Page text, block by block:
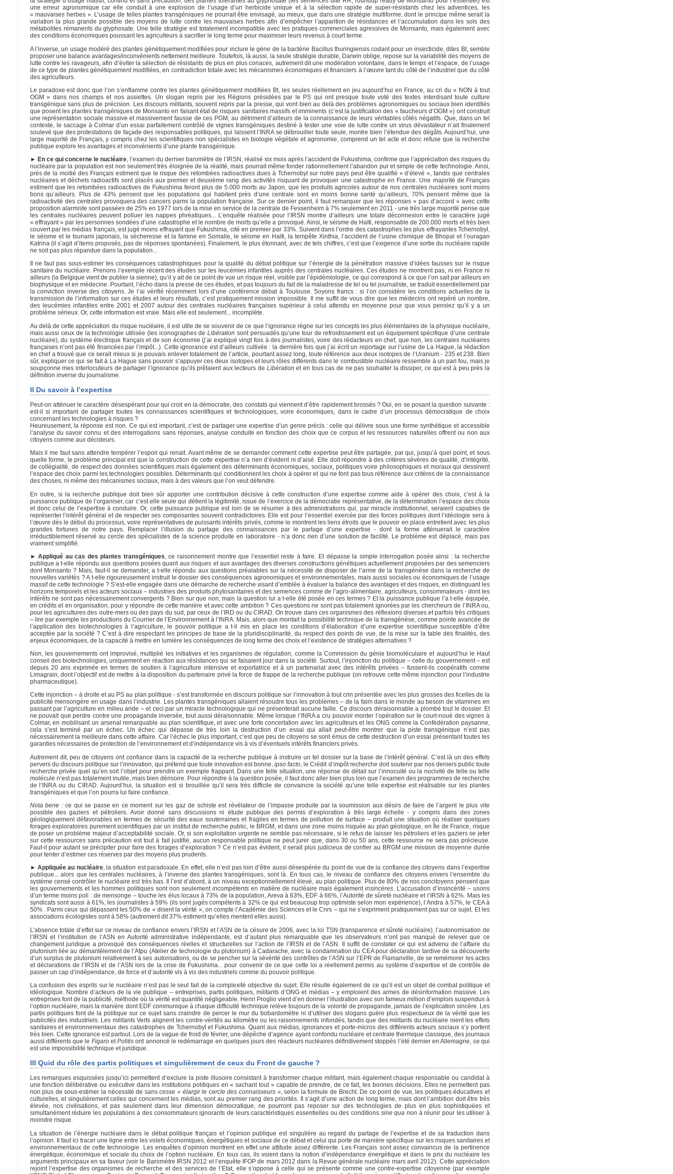
une erreur agronomique car elle conduit à une explosion de l’usage d’un herbicide unique et à la sélection rapide de super-résistants chez les adventices, les
« mauvaises herbes ». L’usage de telles plantes transgéniques ne pourrait être envisagé, au mieux, que dans une stratégie multiforme, dont le principe même serait la
variation la plus grande possible des moyens de lutte contre les mauvaises herbes afin d’empêcher l’apparition de résistances et l’accumulation dans les sols des
métabolites rémanents du glyphosate. Une telle stratégie est totalement incompatible avec les pratiques commerciales agressives de Monsanto, mais également avec
des conditions économiques poussant les agriculteurs à sacrifier le long terme pour maximiser leurs revenus à court terme.
A l’inverse, un usage modéré des plantes génétiquement modifiées pour inclure le gène de la bactérie Bacillus thuringiensis codant pour un insecticide, dites Bt, semble
proposer une balance avantages/inconvénients nettement meilleure. Toutefois, là aussi, la seule stratégie durable, Darwin oblige, repose sur la variabilité des moyens de
lutte contre les ravageurs, afin d’éviter la sélection de résistants de plus en plus coriaces, autrement dit une modération volontaire, dans le temps et l’espace, de l’usage
de ce type de plantes génétiquement modifiées, en contradiction totale avec les mécanismes économiques et financiers à l’œuvre tant du côté de l’industriel que du côté
des agriculteurs.
Le paradoxe est donc que l’on s’enflamme contre les plantes génétiquement modifiées Bt, les seules réellement en jeu aujourd’hui en France, au cri du « NON à tout
OGM » dans nos champs et nos assiettes. Un slogan repris par les Régions présidées par le PS qui ont presque toute voté des textes interdisant toute culture
transgénique sans plus de précision. Les discours militants, souvent repris par la presse, qui vont bien au delà des problèmes agronomiques ou sociaux bien identifiés
que posent les plantes transgéniques de Monsanto en faisant état de risques sanitaires massifs et imminents (c’est la justification des « faucheurs d’OGM ») ont construit
une représentation sociale massive et massivement fausse de ces PGM, au détriment d’ailleurs de la connaissance de leurs véritables côtés négatifs. Que, dans un tel
contexte, le saccage à Colmar d’un essai parfaitement contrôlé de vignes transgéniques destiné à tester une voie de lutte contre un virus dévastateur n’ait finalement
soulevé que des protestations de façade des responsables politiques, qui laissent l’INRA se débrouiller toute seule, montre bien l’étendue des dégâts. Aujourd’hui, une
large majorité de Français, y compris chez les scientifiques non spécialistes en biologie végétale et agronomie, comprend un tel acte et donc refuse que la recherche
publique explore les avantages et inconvénients d’une plante transgénique.
► En ce qui concerne le nucléaire, l’examen du dernier baromètre de l’IRSN, réalisé six mois après l’accident de Fukushima, confirme que l’appréciation des risques du
nucléaire par la population est non seulement très éloignée de la réalité, mais pourrait même fonder rationnellement l’abandon pur et simple de cette technologie. Ainsi,
près de la moitié des Français estiment que le risque des retombées radioactives dues à Tchernobyl sur notre pays peut être qualifié « d’élevé », tandis que centrales
nucléaires et déchets radioactifs sont placés aux premier et deuxième rang des activités risquant de provoquer une catastrophe en France. Une majorité de Français
estiment que les retombées radioactives de Fukushima feront plus de 5.000 morts au Japon, que les produits agricoles autour de nos centrales nucléaires sont moins
bons qu’ailleurs. Plus de 43% pensent que les populations qui habitent près d’une centrale sont en moins bonne santé qu’ailleurs, 70% pensent même que la
radioactivité des centrales provoquera des cancers parmi la population française. Sur ce dernier point, il faut remarquer que les réponses « pas d’accord » avec cette
proposition alarmiste sont passées de 25% en 1977 lors de la mise en service de la centrale de Fessenheim à 7% seulement en 2011 - une très large majorité pense que
les centrales nucléaires peuvent polluer les nappes phréatiques... L’enquête réalisée pour l’IRSN montre d’ailleurs une totale déconnexion entre le caractère jugé
« effrayant » par les personnes sondées d’une catastrophe et le nombre de morts qu’elle a provoqué. Ainsi, le séisme de Haïti, responsable de 200.000 morts et très bien
couvert par les médias français, est jugé moins effrayant que Fukushima, cité en premier par 33%. Suivent dans l’ordre des catastrophes les plus effrayantes Tchernobyl,
le séisme et le tsunami japonais, la sécheresse et la famine en Somalie, le séisme en Haïti, la tempête Xinthia, l’accident de l’usine chimique de Bhopal et l’ouragan
Katrina (il s’agit d’items proposés, pas de réponses spontanées). Finalement, le plus étonnant, avec de tels chiffres, c’est que l’exigence d’une sortie du nucléaire rapide
ne soit pas plus répandue dans la population...
Il ne faut pas sous-estimer les conséquences catastrophiques pour la qualité du débat politique sur l’énergie de la pénétration massive d’idées fausses sur le risque
sanitaire du nucléaire. Prenons l’exemple récent des études sur les leucémies infantiles auprès des centrales nucléaires. Ces études ne montrent pas, ni en France ni
ailleurs (la Belgique vient de publier la sienne), qu’il y ait de ce point de vue un risque réel, visible par l’épidémiologie, ce qui correspond à ce que l’on sait par ailleurs en
biophysique et en médecine. Pourtant, l’écho dans la presse de ces études, et pas toujours du fait de la maladresse de tel ou tel journaliste, se traduit essentiellement par
la conviction inverse des citoyens. Je l’ai vérifié récemment lors d’une conférence débat à Toulouse. Soyons francs : si l’on considère les conditions actuelles de la
transmission de l’information sur ces études et leurs résultats, c’est pratiquement mission impossible. Il me suffit de vous dire que les médecins ont repéré un nombre,
des leucémies infantiles entre 2001 et 2007 autour des centrales nucléaires françaises supérieur à celui attendu en moyenne pour que vous pensiez qu’il y a un
problème sérieux. Or, cette information est vraie. Mais elle est seulement... incomplète.
Au delà de cette appréciation du risque nucléaire, il est utile de se souvenir de ce que l’ignorance règne sur les concepts les plus élémentaires de la physique nucléaire,
mais aussi ceux de la technologie utilisée (les iconographes deLibération sont persuadés qu’une tour de refroidissement est un équipement spécifique d’une centrale
nucléaire), du système électrique français et de son économie (j’ai expliqué vingt fois à des journalistes, voire des rédacteurs en chef, que non, les centrales nucléaires
françaises n’ont pas été financées par l’impôt...). Cette ignorance est d’ailleurs cultivée : la dernière fois que j’ai écrit un reportage sur l’usine de La Hague, la rédaction
en chef a trouvé que ce serait mieux si je pouvais enlever totalement de l’article, pourtant assez long, toute référence aux deux isotopes de l’Uranium - 235 et 238. Bien
sûr, expliquer ce qui se fait à La Hague sans pouvoir s’appuyer ces deux isotopes et leurs rôles différents dans le combustible nucléaire ressemble à un pari fou, mais je
soupçonne mes interlocuteurs de partager l’ignorance qu’ils prêtaient aux lecteurs de Libération et en tous cas de ne pas souhaiter la dissiper, ce qui est à peu près la
définition inverse du journalisme.
II Du savoir à l’expertise
Peut-on atténuer le caractère désespérant pour qui croit en la démocratie, des constats qui viennent d’être rapidement brossés ? Oui, en se posant la question suivante :
est-il si important de partager toutes les connaissances scientifiques et technologiques, voire économiques, dans le cadre d’un processus démocratique de choix
concernant les technologies à risques ?
Heureusement, la réponse est non. Ce qui est important, c’est de partager une expertise d’un genre précis : celle qui délivre sous une forme synthétique et accessible
l’analyse du savoir connu et des interrogations sans réponses, analyse conduite en fonction des choix que ce corpus et les ressources naturelles offrent ou non aux
citoyens comme aux décideurs.
Mais il me faut sans attendre tempérer l’espoir qui renait. Avant même de se demander comment cette expertise peut être partagée, par qui, jusqu’à quel point, et sous
quelle forme, le problème principal est que la construction de cette expertise n’a rien d’évident ni d’aisé. Elle doit répondre à des critères sévères de qualité, d’intégrité,
de collégialité, de respect des données scientifiques mais également des déterminants économiques, sociaux, politiques voire philosophiques et moraux qui dessinent
l’espace des choix parmi les technologies possibles. Déterminants qui conditionnent les choix à opérer et qui ne font pas tous référence aux critères de la connaissance
des choses, ni même des mécanismes sociaux, mais à des valeurs que l’on veut défendre.
En outre, si la recherche publique doit bien sûr apporter une contribution décisive à cette construction d’une expertise comme aide à opérer des choix, c’est à la
puissance publique de l’organiser, car c’est elle seule qui détient la légitimité, issue de l’exercice de la démocratie représentative, de la détermination l’espace des choix
et donc celui de l’expertise à conduire. Or, cette puissance publique est loin de se résumer à des administrations qui, par miracle institutionnel, seraient capables de
représenter l’intérêt général et de respecter ses composantes souvent contradictoires. Elle est pour l’essentiel exercée par des forces politiques dont l’idéologie sera à
l’œuvre dès le début du processus, voire représentatives de puissants intérêts privés, comme le montrent les liens étroits que le pouvoir en place entretient avec les plus
grandes fortunes de notre pays. Remplacer l’illusion du partage des connaissances par le partage d’une expertise - dont la forme atténuerait le caractère
irréductiblement réservé au cercle des spécialistes de la science produite en laboratoire - n’a donc rien d’une solution de facilité. Le problème est déplacé, mais pas
vraiment simplifié.
► Appliqué au cas des plantes transgéniques, ce raisonnement montre que l’essentiel reste à faire. Et dépasse la simple interrogation posée ainsi : la recherche
publique a t-elle répondu aux questions posées quant aux risques et aux avantages des diverses constructions génétiques actuellement proposées par des semenciers
dont Monsanto ? Mais, faut-il se demander, a t-elle répondu aux questions préalables sur la nécessité de disposer de l’arme de la transgénèse dans la recherche de
nouvelles variétés ? A t-elle rigoureusement instruit le dossier des conséquences agronomiques et environnementales, mais aussi sociales ou économiques de l’usage
massif de cette technologie ? S’est-elle engagée dans une démarche de recherche visant d’emblée à évaluer la balance des avantages et des risques, en distinguant les
horizons temporels et les acteurs sociaux – industries des produits phytosanitaires et des semences comme de l’agro-alimentaire, agriculteurs, consommateurs - dont les
intérêts ne sont pas nécessairement convergents ? Bien sur que non, mais la question lui a t-elle été posée en ces termes ? Et la puissance publique l’a t-elle équipée,
en crédits et en organisation, pour y répondre de cette manière et avec cette ambition ? Ces questions ne sont pas totalement ignorées par les chercheurs de l’INRA ou,
pour les agricultures des outre-mers ou des pays du sud, par ceux de l’IRD ou du CIRAD. On trouve dans ces organismes des réflexions diverses et parfois très critiques
– lire par exemple les productions du Courrier de l’Environnement à l’INRA. Mais, alors que montait la possibilité technique de la transgénèse, comme pointe avancée de
l’application des biotechnologies à l’agriculture, le pouvoir politique a t-il mis en place les conditions d’élaboration d’une expertise scientifique susceptible d’être
acceptée par la société ? C’est à dire respectant les principes de base de la pluridisciplinarité, du respect des points de vue, de la mise sur la table des finalités, des
enjeux économiques, de la capacité à mettre en lumière les conséquences de long terme des choix et l’existence de stratégies alternatives ?
Non, les gouvernements ont improvisé, multiplié les initiatives et les organismes de régulation, comme la Commission du génie biomoléculaire et aujourd’hui le Haut
conseil des biotechnologies, uniquement en réaction aux résistances qui se faisaient jour dans la société. Surtout, l’injonction du politique – celle du gouvernement – est
depuis 20 ans exprimée en termes de soutien à l’agriculture intensive et exportatrice et à un partenariat avec des intérêts privées – fussent-ils coopératifs comme
Limagrain, dont l’objectif est de mettre à la disposition du partenaire privé la force de frappe de la recherche publique (on retrouve cette même injonction pour l’industrie
pharmaceutique).
Cette injonction – à droite et au PS au plan politique - s’est transformée en discours politique sur l’innovation à tout crin présentée avec les plus grosses des ficelles de la
publicité mensongère en usage dans l’industrie. Les plantes transgéniques allaient résoudre tous les problèmes – de la faim dans le monde au besoin de vitamines en
passant par l’agriculture en milieu aride – et ceci par un miracle technologique qui ne présenterait aucune faille. Ce discours déraisonnable a plombé tout le dossier. Et
ne pouvait que perdre contre une propagande inversée, tout aussi déraisonnable. Même lorsque l’INRA a cru pouvoir monter l’opération sur le court-noué des vignes à
Colmar, en mobilisant un arsenal remarquable au plan scientifique, et avec une forte concertation avec les agriculteurs et les ONG comme la Confédération paysanne,
cela s’est terminé par un échec. Un échec qui dépasse de très loin la destruction d’un essai qui allait peut-être montrer que la piste transgénique n’est pas
nécessairement la meilleure dans cette affaire. Car l’échec le plus important, c’est que peu de citoyens se sont émus de cette destruction d’un essai présentant toutes les
garanties nécessaires de protection de l’environnement et d’indépendance vis à vis d’éventuels intérêts financiers privés.
Autrement dit, peu de citoyens ont confiance dans la capacité de la recherche publique à instruire un tel dossier sur la base de l’intérêt général. C’est là un des effets
pervers du discours politique sur l’innovation, qui prétend que toute innovation est bonne,ipso facto , le Crédit d’impôt recherche doit soutenir par nos deniers public toute
recherche privée quel qu’en soit l’objet pour prendre un exemple frappant. Dans une telle situation, une réponse de détail sur l’innocuité ou la nocivité de telle ou telle
molécule n’est pas totalement inutile, mais bien dérisoire. Pour répondre à la question posée, il faut donc aller bien plus loin que l’examen des programmes de recherche
de l’INRA ou du CIRAD. Aujourd’hui, la situation est si brouillée qu’il sera très difficile de convaincre la société qu’une telle expertise est réalisable sur les plantes
transgéniques et que l’on pourra lui faire confiance.
Nota bene : ce qui se passe en ce moment sur les gaz de schiste est révélateur de l’impasse produite par la soumission aux désirs de faire de l’argent le plus vite
possible des gaziers et pétroliers. Avoir donné sans discussions ni étude publique des permis d’exploration à très large échelle - y compris dans des zones
géologiquement défavorables en termes de sécurité des eaux souterraines et fragiles en termes de pollution de surface – produit une situation où réaliser quelques
forages exploratoires purement scientifiques par un institut de recherche public, le BRGM, et dans une zone moins risquée au plan géologique, en Île de France, risque
de poser un problème majeur d’acceptabilité sociale. Or, si son exploitation urgente ne semble pas nécessaire, si le refus de laisser les pétroliers et les gaziers se jeter
sur cette ressources sans précaution est tout à fait justifié, aucun responsable politique ne peut jurer que, dans 30 ou 50 ans, cette ressource ne sera pas précieuse.
Faut-il pour autant se précipiter pour faire des forages d’exploration ? Ce n’est pas évident, il serait plus judicieux de confier au BRGM une mission de moyenne durée
pour tenter d’estimer ces réserves par des moyens plus prudents.
► Appliquée au nucléaire, la situation est paradoxale. En effet, elle n’est pas loin d’être aussi désespérée du point de vue de la confiance des citoyens dans l’expertise
publique... alors que les centrales nucléaires, à l’inverse des plantes transgéniques, sont là. En tous cas, le niveau de confiance des citoyens envers l’ensemble du
système censé contrôler le nucléaire est très bas. Il l’est d’abord, à un niveau exceptionnellement élevé, au plan politique. Plus de 80% de nos concitoyens pensent que
les gouvernements et les hommes politiques sont non seulement incompétentsen matière de nucléaire mais également insincères. L’accusation d’insincérité – usons
d’un terme moins poli : de mensonge – touche les élus locaux à 73% de la population, Areva à 63%, EDF à 66%, l’Autorité de sûreté nucléaire et l’IRSN à 62%. Mais les
syndicats sont aussi à 61%, les journalistes à 59% (ils sont jugés compétents à 32% ce qui est beaucoup trop optimiste selon mon expérience), l’Andra à 57%, le CEA à
50% . Parmi ceux qui dépassent les 50% de « disent la vérité », on compte l’Académie des Sciences et le Cnrs – qui ne s’expriment pratiquement pas sur ce sujet. Et les
associations écologistes sont à 58% (autrement dit 37% estiment qu’elles mentent elles aussi).
L’absence totale d’effet sur ce niveau de confiance envers l’IRSN et l’ASN de la césure de 2006, avec la loi TSN (transparence et sûreté nucléaire), l’autonomisation de
l’IRSN et l’institution de l’ASN en Autorité administrative indépendante, est d’autant plus remarquable que les observateurs n’ont pas manqué de relever que ce
changement juridique a provoqué des conséquences réelles et structurelles sur l’action de l’IRSN et de l’ASN. Il suffit de constater ce qui est advenu de l’affaire du
plutonium liée au démantèlement de l’Atpu (Atelier de technologie du plutonium) à Cadarache, avec la condamnation du CEA pour déclaration tardive de sa découverte
d’un surplus de plutonium relativement à ses autorisations, ou de se pencher sur la sévérité des contrôles de l’ASN sur l’EPR de Flamanville, de se remémorer les actes
et déclarations de l’IRSN et de l’ASN lors de la crise de Fukushima... pour convenir de ce que cette loi a réellement permis au système d’expertise et de contrôle de
passer un cap d’indépendance, de force et d’autorité vis à vis des industriels comme du pouvoir politique.
La confusion des esprits sur le nucléaire n’est pas le seul fait de la complexité objective du sujet. Elle résulte également de ce qu’il est un objet de combat politique et
idéologique. Nombre d’acteurs de la vie publique – entreprises, partis politiques, militants d’ONG et médias – y emploient des armes de désinformation massive. Les
entreprises font de la publicité, méthode où la vérité est quantité négligeable. Henri Proglio vient d’en donner l’illustration avec son fameux million d’emplois suspendus à
l’option nucléaire, mais la manière dont EDF communique à chaque difficulté technique relève toujours de la volonté de propagande, jamais de l’explication sincère. Les
partis politiques font de la politique sur ce sujet sans craindre de percer le mur du bobardomètre ni d’utiliser des slogans guère plus respectueux de la vérité que les
publicités des industriels. Les militants Verts alignent les contre-vérités au kilomètre ou les raisonnements infondés, tandis que des militants du nucléaire nient les effets
sanitaires et environnementaux des catastrophes de Tchernobyl et Fukushima. Quant aux médias, ignorances et porte-micros des différents acteurs sociaux s’y portent
très bien. Cette ignorance est partout. Lors de la vague de froid de février, une dépêche d’agence ayant confondu nucléaire et centrale thermique classique, des journaux
aussi différents que le FigaroetPolitis ont annoncé le redémarrage en quelques jours des réacteurs nucléaires définitivement stoppés l’été dernier en Allemagne, ce qui
est une impossibilité technique et juridique.
III Quid du rôle des partis politiques et singulièrement de ceux du Front de gauche ?
Les remarques esquissées jusqu’ici permettent d’exclure la piste illusoire consistant à transformer chaque militant, mais également chaque responsable ou candidat à
une fonction délibérative ou exécutive dans les institutions politiques en « sachant tout » capable de prendre, de ce fait, les bonnes décisions. Elles ne permettent pas
non plus de sous-estimer la nécessité de sans cesse « élargir le cercle des connaisseurs », selon la formule de Brecht. De ce point de vue, les politiques éducatives et
culturelles, et singulièrement celles qui concernent les médias, sont au premier rang des priorités. Il s’agit d’une action de long terme, mais dont l’ambition doit être très
élevée, nos civilisations, et pas seulement dans leur dimension démocratique, ne pourront pas reposer sur des technologies de plus en plus sophistiquées et
simultanément réduire les populations à des consommateurs ignorants de leurs caractéristiques essentielles ou des conditions sine qua non à réunir pour les utiliser à
moindre risque.
La situation de l’énergie nucléaire dans le débat politique français et l’opinion publique est singulière au regard du partage de l’expertise et de sa traduction dans
l’opinion. Il faut ici tracer une ligne entre les volets économiques, énergétiques et sociaux de ce débat et celui qui porte de manière spécifique sur les risques sanitaires et
environnementaux de cette technologie. Les enquêtes d’opinion montrent en effet une attitude assez différente. Les Français sont assez convaincus de la pertinence
énergétique, économique et sociale du choix de l’option nucléaire. En tous cas, ils voient dans la notion d’indépendance énergétique et dans le prix du nucléaire les
arguments principaux en sa faveur (voir le Baromètre IRSN 2012 et l’enquête IFOP de mars 2012 dans la Revue générale nucléaire mars avril 2012). Cette appréciation
rejoint l’expertise des organismes de recherche et des services de l’Etat, elle s’oppose à celle qui se présente comme une contre-expertise citoyenne (par exemple